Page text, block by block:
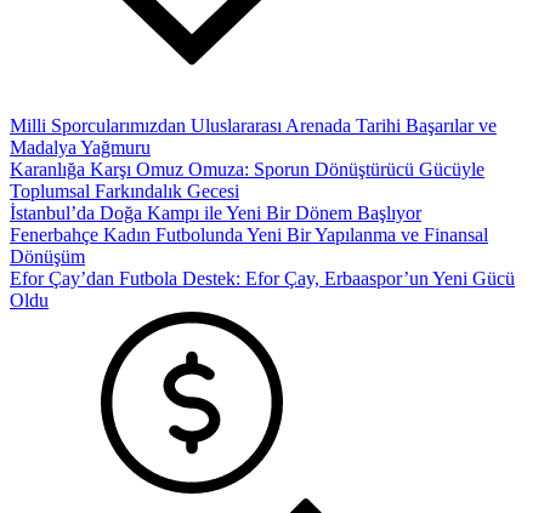
Milli Sporcularımızdan Uluslararası Arenada Tarihi Başarılar ve
Madalya Yağmuru
Karanlığa Karşı Omuz Omuza: Sporun Dönüştürücü Gücüyle
Toplumsal Farkındalık Gecesi
İstanbul’da Doğa Kampı ile Yeni Bir Dönem Başlıyor
Fenerbahçe Kadın Futbolunda Yeni Bir Yapılanma ve Finansal
Dönüşüm
Efor Çay’dan Futbola Destek: Efor Çay, Erbaaspor’un Yeni Gücü
Oldu